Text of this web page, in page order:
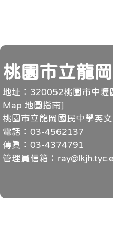
頁尾
桃園市立龍
地址：320052桃園市中壢
Map 地圖指南]
桃園市立龍岡國民中學英
電話：03-4562137
傳真：03-4374791
管理員信箱：